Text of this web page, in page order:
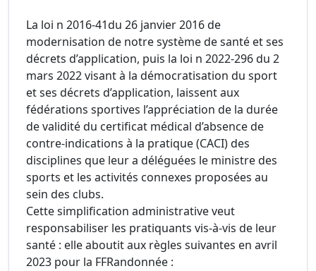
La loi n 2016-41du 26 janvier 2016 de
modernisation de notre système de santé et ses
décrets d’application, puis la loi n 2022-296 du 2
mars 2022 visant à la démocratisation du sport
et ses décrets d’application, laissent aux
fédérations sportives l’appréciation de la durée
de validité du certificat médical d’absence de
contre-indications à la pratique (CACI) des
disciplines que leur a déléguées le ministre des
sports et les activités connexes proposées au
sein des clubs.
Cette simplification administrative veut
responsabiliser les pratiquants vis-à-vis de leur
santé : elle aboutit aux règles suivantes en avril
2023 pour la FFRandonnée :